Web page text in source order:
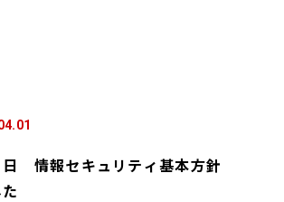
日 情報セキュリティ基本方針